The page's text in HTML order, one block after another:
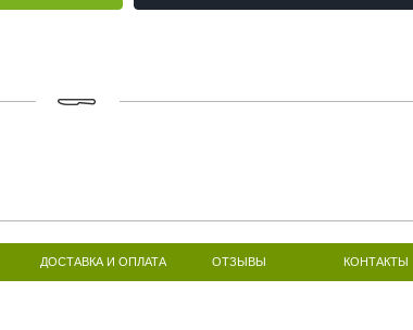
ДОСТАВКА И ОПЛАТА ОТЗЫВЫ КОНТАКТЫ